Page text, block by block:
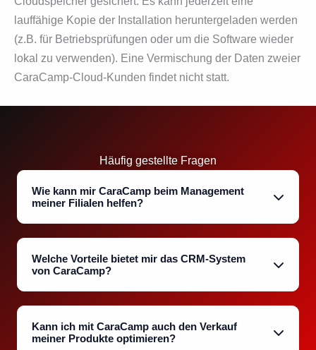
lauffähige Kopie der In­stal­lation heruntergeladen werden
(z.B. für Betriebsprüfungen oder um die Software wie­der
lokal zu verwenden). Eine Vermischung der Daten zweier
CaraCamp-Cloud-Kun­den findet nicht statt.
Häufig gestellte Fragen
Wie kann mir CaraCamp beim Management
meiner Filialen helfen?
Welche Vorteile bietet mir das CRM-System
von CaraCamp?
Kann ich mit CaraCamp auch den Verkauf
meiner Produkte optimieren?